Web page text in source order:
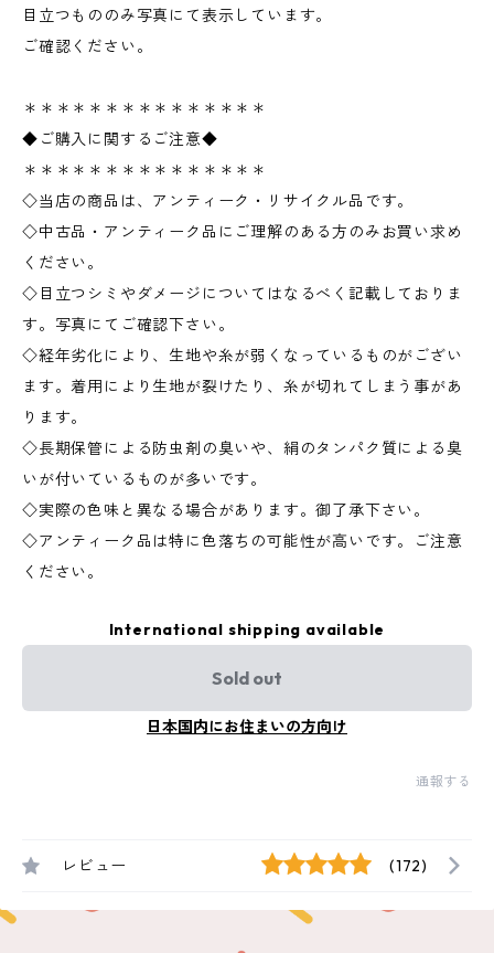
目立つもののみ写真にて表示しています。
ご確認ください。
＊＊＊＊＊＊＊＊＊＊＊＊＊＊＊
◆ご購入に関するご注意◆
＊＊＊＊＊＊＊＊＊＊＊＊＊＊＊
◇当店の商品は、アンティーク・リサイクル品です。
◇中古品・アンティーク品にご理解のある方のみお買い求め
ください。
◇目立つシミやダメージについてはなるべく記載しておりま
す。写真にてご確認下さい。
◇経年劣化により、生地や糸が弱くなっているものがござい
ます。着用により生地が裂けたり、糸が切れてしまう事があ
ります。
◇長期保管による防虫剤の臭いや、絹のタンパク質による臭
いが付いているものが多いです。
◇実際の色味と異なる場合があります。御了承下さい。
◇アンティーク品は特に色落ちの可能性が高いです。ご注意
ください。
International shipping available
Sold out
日本国内にお住まいの方向け
通報する
レビュー (172)